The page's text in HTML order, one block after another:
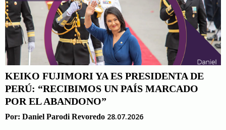
KEIKO FUJIMORI YA ES PRESIDENTA DE
PERÚ: “RECIBIMOS UN PAÍS MARCADO
POR EL ABANDONO”
Por: Daniel Parodi Revoredo 28.07.2026